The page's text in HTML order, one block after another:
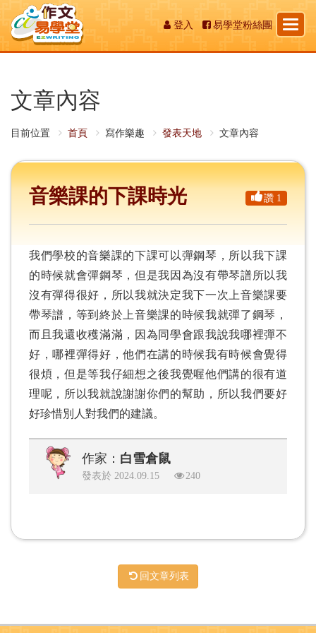
登入 易學堂粉絲團
文章內容
目前位置 首頁 寫作樂趣 發表天地 文章內容
音樂課的下課時光 讚 1
我們學校的音樂課的下課可以彈鋼琴，所以我下課
的時候就會彈鋼琴，但是我因為沒有帶琴譜所以我
沒有彈得很好，所以我就決定我下一次上音樂課要
帶琴譜，等到終於上音樂課的時候我就彈了鋼琴，
而且我還收穫滿滿，因為同學會跟我說我哪裡彈不
好，哪裡彈得好，他們在講的時候我有時候會覺得
很煩，但是等我仔細想之後我覺喔他們講的很有道
理呢，所以我就說謝謝你們的幫助，所以我們要好
好珍惜別人對我們的建議。
作家： 白雪倉鼠
發表於 2024.09.15 240
回文章列表